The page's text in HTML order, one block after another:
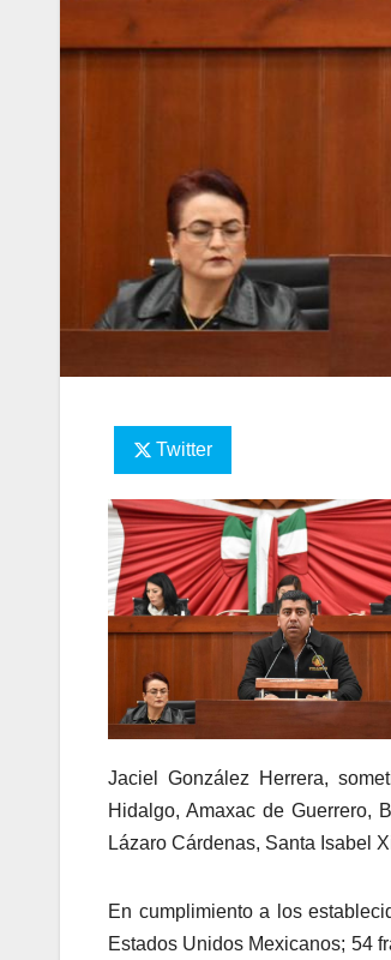
Twitter
Jaciel González Herrera,
Hidalgo, Amaxac de Guerrero,
Lázaro Cárdenas, Santa Isabel
En cumplimiento a los
Estados Unidos Mexicanos; 54